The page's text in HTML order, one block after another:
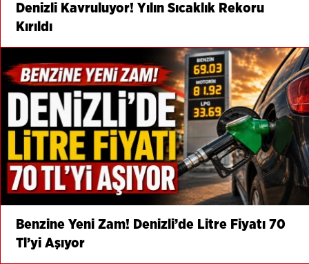
Denizli Kavruluyor! Yılın Sıcaklık Rekoru
Kırıldı
Benzine Yeni Zam! Denizli’de Litre Fiyatı 70
Tl’yi Aşıyor